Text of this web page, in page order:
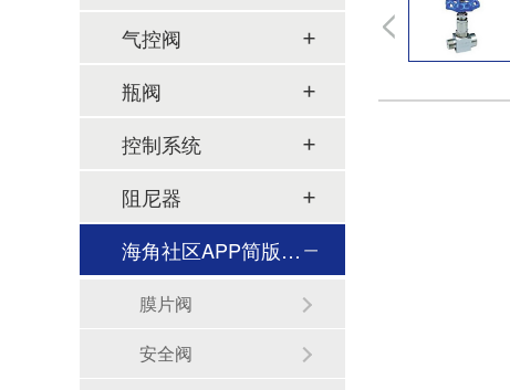
气控阀
瓶阀
控制系统
阻尼器
海角社区APP简版下载及管件
膜片阀
安全阀